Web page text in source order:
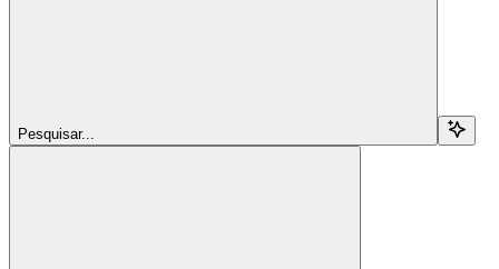
Pesquisar...